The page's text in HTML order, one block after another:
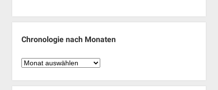
Chronologie nach Monaten
Chronologie
Monaten